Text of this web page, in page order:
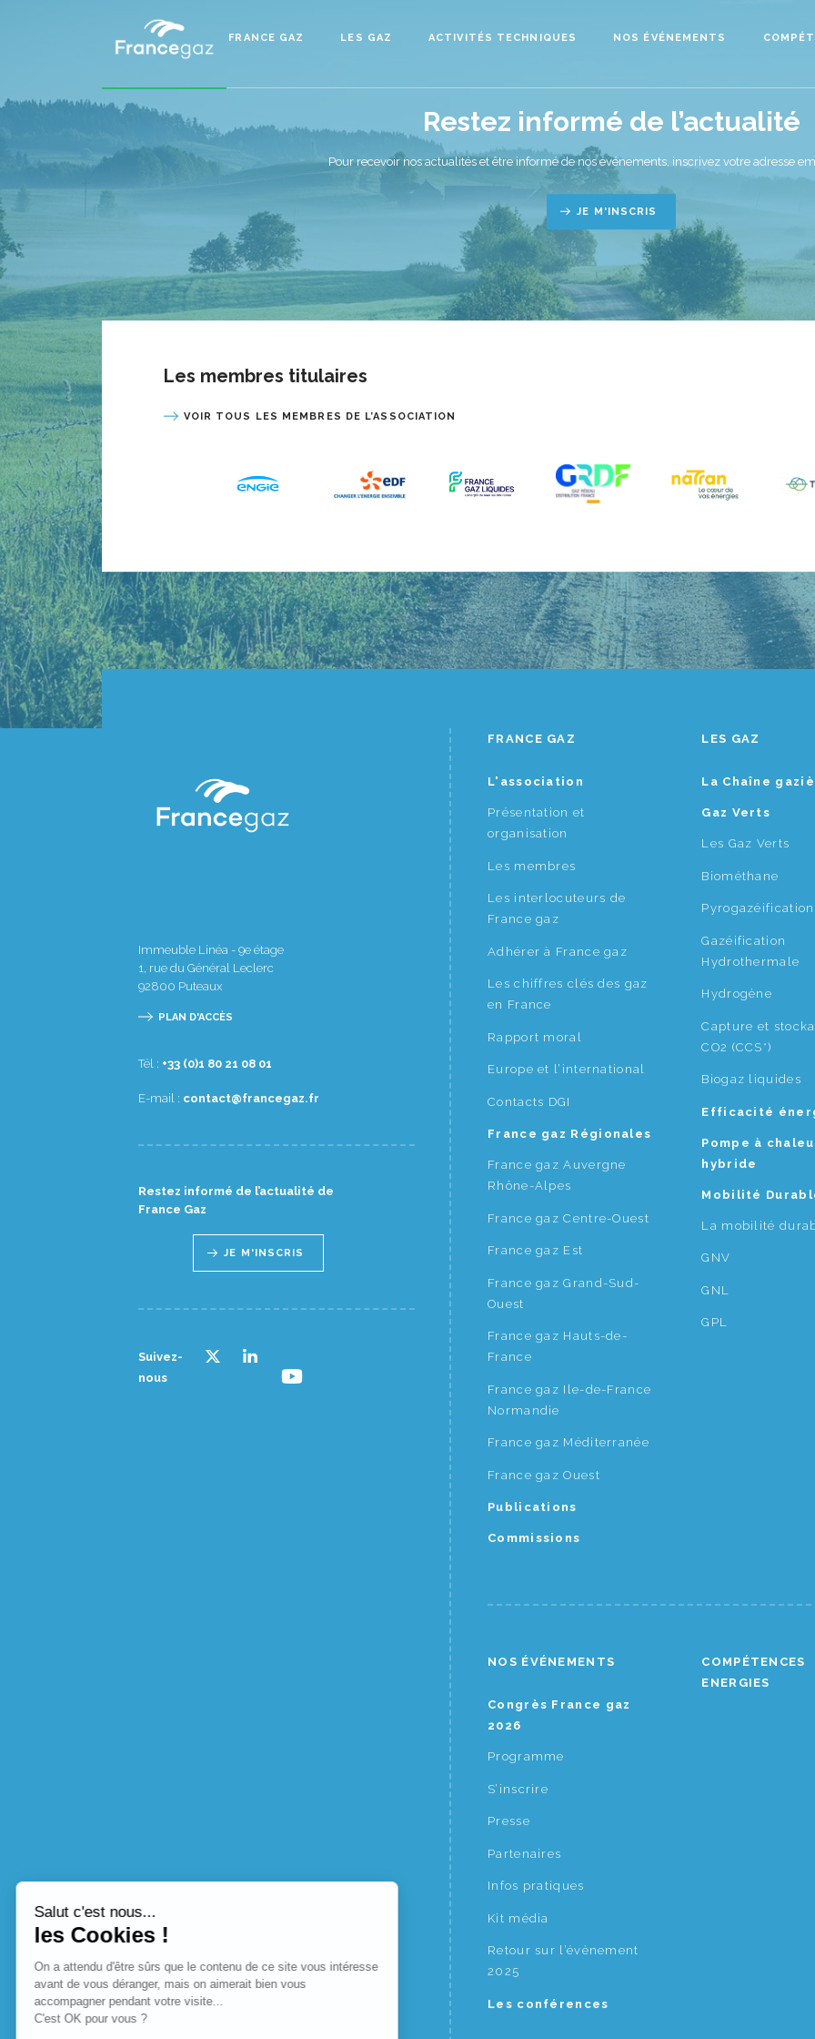
FRANCE GAZ LES GAZ ACTIVITÉS TECHNIQUES NOS ÉVÉNEMENTS
Restez informé de l’actualité
Pour recevoir nos actualités et être informé de nos événements, inscrivez votre adresse
JE M'INSCRIS
Les membres titulaires
VOIR TOUS LES MEMBRES DE L’ASSOCIATION
Immeuble Linéa - 9e étage
1, rue du Général Leclerc
92800 Puteaux
PLAN D'ACCÈS
Tél : 10 80 12 08 1(0) 33+
E-mail : rf.zagecnarf@tcatnoc
Restez informé de l’actualité de
France Gaz
JE M'INSCRIS
Suivez-
nous
FRANCE GAZ
L'association
Présentation et
organisation
Les membres
Les interlocuteurs de
France gaz
Adhérer à France gaz
Les chiffres clés des gaz
en France
Rapport moral
Europe et l’international
Contacts DGI
France gaz Régionales
France gaz Auvergne
Rhône-Alpes
France gaz Centre-Ouest
France gaz Est
France gaz Grand-Sud-
Ouest
France gaz Hauts-de-
France
France gaz Ile-de-France
Normandie
France gaz Méditerranée
France gaz Ouest
Publications
Commissions
LES GAZ
La Chaîne
Gaz Verts
Les Gaz Verts
Biométhane
Pyrogazéification
Gazéification
Hydrothermale
Hydrogène
Capture et
CO2 (CCS*)
Biogaz liquides
Efficacité
Pompe à
hybride
Mobilité
La mobilité
GNV
GNL
GPL
NOS ÉVÉNEMENTS
Congrès France gaz
2026
Programme
S’inscrire
Presse
Partenaires
Infos pratiques
Kit média
Retour sur l’évènement
2025
Les conférences
COMPÉTENCES
ENERGIES
Salut c'est nous...
les Cookies !
On a attendu d'être sûrs que le contenu de ce site vous intéresse
avant de vous déranger, mais on aimerait bien vous
accompagner pendant votre visite...
C'est OK pour vous ?